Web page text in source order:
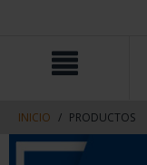
contenido
men
de
navegacin
INICIO PRODUCTOS